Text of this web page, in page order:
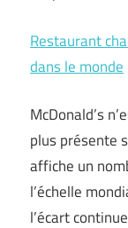
Restaurant
dans le monde
McDonald’s
plus présente
affiche un
l’échelle
l’écart